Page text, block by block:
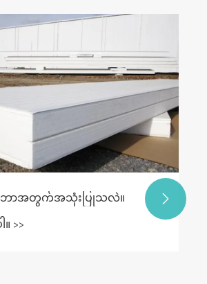
ကိုဘာအတွက်အသုံးပြုသလဲ။
>>
